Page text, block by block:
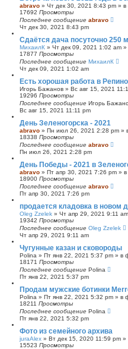
abravo » Чт дек 30, 2021 8:43 pm » в
17692 Просмотры
Последнее сообщение abravo
Чт дек 30, 2021 8:43 pm
Сдаётся дача посуточно 250
МихаилК » Чт дек 09, 2021 1:02 am »
17877 Просмотры
Последнее сообщение МихаилК
Чт дек 09, 2021 1:02 am
Есть хорошая работа в
Игорь Бажанов » Вс авг 15, 2021
19296 Просмотры
Последнее сообщение Игорь
Вс авг 15, 2021 11:11 pm
День Зеленогорска - 2021
abravo » Пн июл 26, 2021 2:28 pm »
18338 Просмотры
Последнее сообщение abravo
Пн июл 26, 2021 2:28 pm
День Победы - 2021 в
abravo » Пт апр 30, 2021 7:26 pm »
18900 Просмотры
Последнее сообщение abravo
Пт апр 30, 2021 7:26 pm
продается кладовка в новом
Oleg Zzelek » Чт апр 29, 2021 9:11 am
19342 Просмотры
Последнее сообщение Oleg Zzelek
Чт апр 29, 2021 9:11 am
Чугунные казан и сковороды
Polina » Пт янв 22, 2021 5:37 pm » в
18171 Просмотры
Последнее сообщение Polina
Пт янв 22, 2021 5:37 pm
Продам мужские ботинки
Polina » Пт янв 22, 2021 5:32 pm » в
18211 Просмотры
Последнее сообщение Polina
Пт янв 22, 2021 5:32 pm
Фото из семейного архива
juraAlex » Вт дек 15, 2020 11:59 pm »
15523 Просмотры